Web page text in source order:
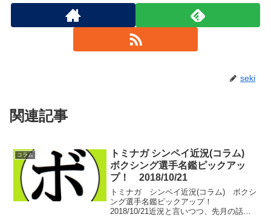
seki
関連記事
コラム
トミナガ シンペイ近況(コラム)
ボクシング選手名鑑ピックアッ
プ！ 2018/10/21
トミナガ シンペイ近況(コラム) ボクシ
ング選手名鑑ピックアップ！
2018/10/21近況と言いつつ、先月の話。